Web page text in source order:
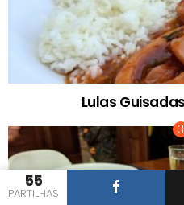
55
PARTILHAS
Lulas